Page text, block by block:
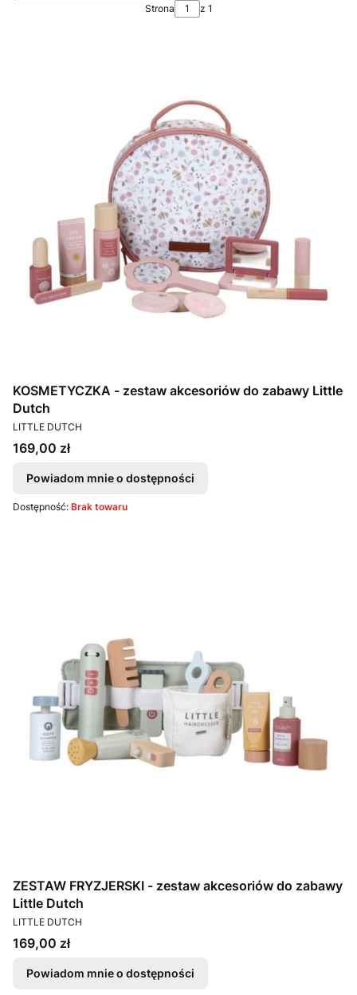
Strona z 1
KOSMETYCZKA - zestaw akcesoriów do zabawy Little
Dutch
PRODUCENT
LITTLE DUTCH
Cena
169,00 zł
Powiadom mnie o dostępności
Dostępność: Brak towaru
ZESTAW FRYZJERSKI - zestaw akcesoriów do zabawy
Little Dutch
PRODUCENT
LITTLE DUTCH
Cena
169,00 zł
Powiadom mnie o dostępności